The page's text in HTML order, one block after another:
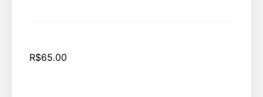
R$65.00